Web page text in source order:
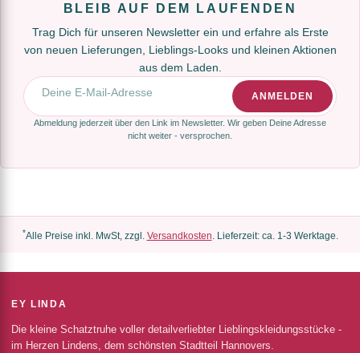
BLEIB AUF DEM LAUFENDEN
Trag Dich für unseren Newsletter ein und erfahre als Erste
von neuen Lieferungen, Lieblings-Looks und kleinen Aktionen
aus dem Laden.
E-Mail-Adresse
ANMELDEN
Abmeldung jederzeit über den Link im Newsletter. Wir geben Deine Adresse
nicht weiter - versprochen.
*Alle Preise inkl. MwSt, zzgl. Versandkosten. Lieferzeit: ca. 1-3 Werktage.
EY LINDA
Die kleine Schatztruhe voller detailverliebter Lieblingskleidungsstücke -
im Herzen Lindens, dem schönsten Stadtteil Hannovers.